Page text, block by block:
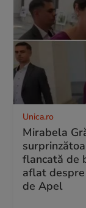
Unica.ro
Mirabela
flancată de
aflat
de Apel